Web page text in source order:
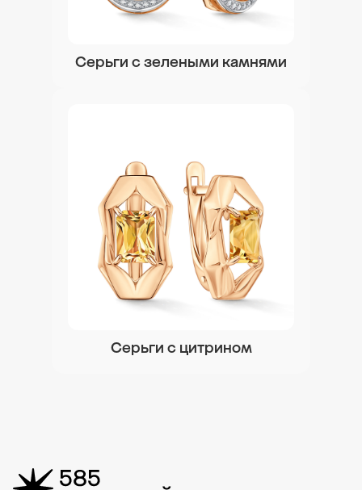
Серьги с зелеными камнями
Серьги с цитрином